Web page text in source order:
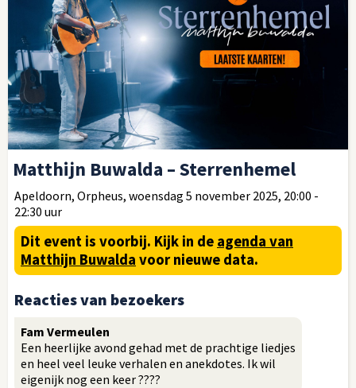
Matthijn Buwalda – Sterrenhemel
Apeldoorn, Orpheus, woensdag 5 november 2025, 20:00 -
22:30 uur
Dit event is voorbij. Kijk in de agenda van
Matthijn Buwalda voor nieuwe data.
Reacties van bezoekers
Fam Vermeulen
Een heerlijke avond gehad met de prachtige liedjes
en heel veel leuke verhalen en anekdotes. Ik wil
eigenijk nog een keer ????